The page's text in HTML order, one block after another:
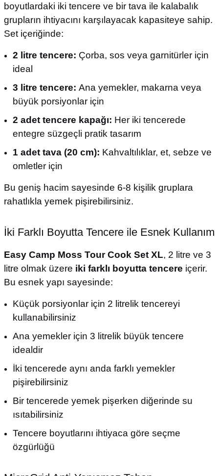
boyutlardaki iki tencere ve bir tava ile kalabalık
grupların ihtiyacını karşılayacak kapasiteye sahip.
Set içeriğinde:
2 litre tencere: Çorba, sos veya garnitürler için
ideal
3 litre tencere: Ana yemekler, makarna veya
büyük porsiyonlar için
2 adet tencere kapağı: Her iki tencerede
entegre süzgeçli pratik tasarım
1 adet tava (20 cm): Kahvaltılıklar, et, sebze ve
omletler için
Bu geniş hacim sayesinde 6-8 kişilik gruplara
rahatlıkla yemek pişirebilirsiniz.
İki Farklı Boyutta Tencere ile Esnek Kullanım
Easy Camp Moss Tour Cook Set XL, 2 litre ve 3
litre olmak üzere iki farklı boyutta tencere içerir.
Bu esnek yapı sayesinde:
Küçük porsiyonlar için 2 litrelik tencereyi
kullanabilirsiniz
Ana yemekler için 3 litrelik büyük tencere
idealdir
İki tencerede aynı anda farklı yemekler
pişirebilirsiniz
Bir tencerede yemek pişerken diğerinde su
ısıtabilirsiniz
Tencere boyutlarını ihtiyaca göre seçme
özgürlüğü